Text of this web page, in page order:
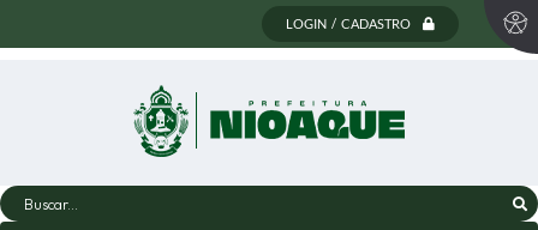
LOGIN / CADASTRO
Buscar...